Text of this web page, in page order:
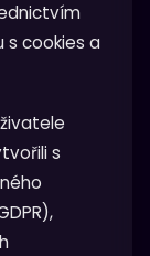
s cookies a
s